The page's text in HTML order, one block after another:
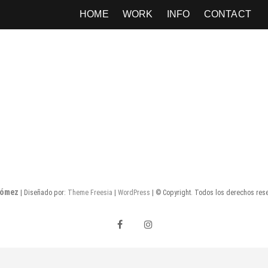
HOME WORK INFO CONTACT
| Diseñado por: Theme Freesia WordPress | © Copyright. Todos los derechos
facebookinstagram